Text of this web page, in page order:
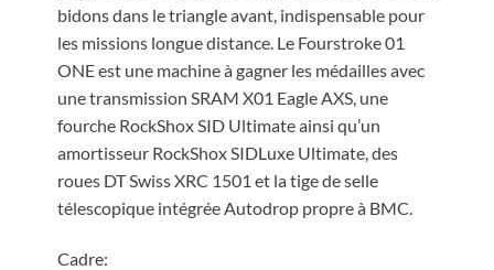
bidons dans le triangle avant, indispensable pour
les missions longue distance. Le Fourstroke 01
ONE est une machine à gagner les médailles avec
une transmission SRAM X01 Eagle AXS, une
fourche RockShox SID Ultimate ainsi qu’un
amortisseur RockShox SIDLuxe Ultimate, des
roues DT Swiss XRC 1501 et la tige de selle
télescopique intégrée Autodrop propre à BMC.
Cadre: